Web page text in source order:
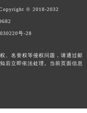
© 2018-2032
号-28
、名誉权等侵权问题，请通过邮
后立即依法处理。当前页面信息